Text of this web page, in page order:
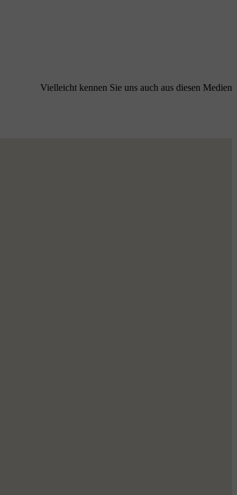
Vielleicht kennen Sie uns auch aus diesen Medien